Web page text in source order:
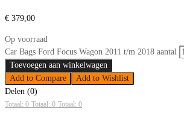
€ 379,00
Op voorraad
Car Bags Ford Focus Wagon 2011 t/m 2018 aantal
Toevoegen aan winkelwagen
Add to Compare
Add to Wishlist
Delen (0)
Totaal: 0 Totaal: 0 Totaal: 0